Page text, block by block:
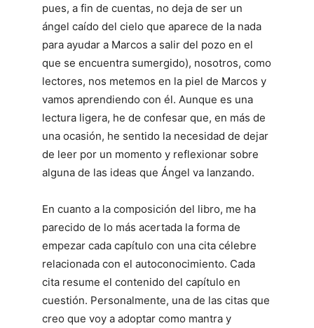
pues, a fin de cuentas, no deja de ser un
ángel caído del cielo que aparece de la nada
para ayudar a Marcos a salir del pozo en el
que se encuentra sumergido), nosotros, como
lectores, nos metemos en la piel de Marcos y
vamos aprendiendo con él. Aunque es una
lectura ligera, he de confesar que, en más de
una ocasión, he sentido la necesidad de dejar
de leer por un momento y reflexionar sobre
alguna de las ideas que Ángel va lanzando.
En cuanto a la composición del libro, me ha
parecido de lo más acertada la forma de
empezar cada capítulo con una cita célebre
relacionada con el autoconocimiento. Cada
cita resume el contenido del capítulo en
cuestión. Personalmente, una de las citas que
creo que voy a adoptar como mantra y